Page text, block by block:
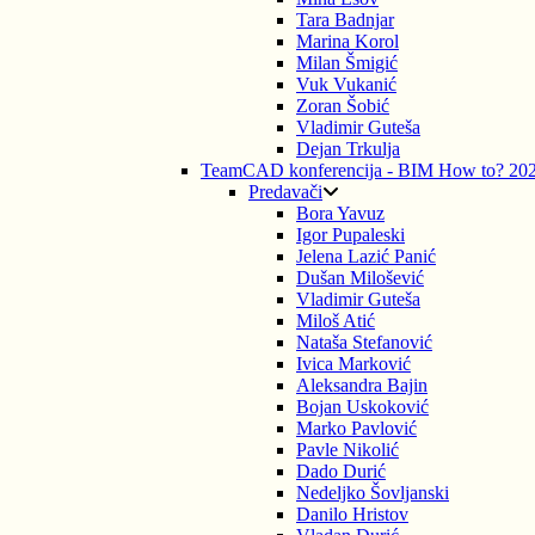
Tara Badnjar
Marina Korol
Milan Šmigić
Vuk Vukanić
Zoran Šobić
Vladimir Guteša
Dejan Trkulja
TeamCAD konferencija - BIM How to?
Predavači
Bora Yavuz
Igor Pupaleski
Jelena Lazić Panić
Dušan Milošević
Vladimir Guteša
Miloš Atić
Nataša Stefanović
Ivica Marković
Aleksandra Bajin
Bojan Uskoković
Marko Pavlović
Pavle Nikolić
Dado Durić
Nedeljko Šovljanski
Danilo Hristov